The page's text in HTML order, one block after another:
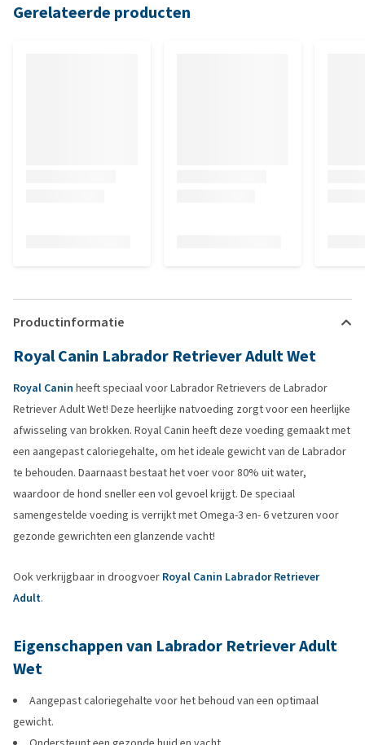
Gerelateerde producten
Productinformatie
Royal Canin Labrador Retriever Adult Wet
Royal Canin heeft speciaal voor Labrador Retrievers de Labrador
Retriever Adult Wet! Deze heerlijke natvoeding zorgt voor een heerlijke
afwisseling van brokken. Royal Canin heeft deze voeding gemaakt met
een aangepast caloriegehalte, om het ideale gewicht van de Labrador
te behouden. Daarnaast bestaat het voer voor 80% uit water,
waardoor de hond sneller een vol gevoel krijgt. De speciaal
samengestelde voeding is verrijkt met Omega-3 en- 6 vetzuren voor
gezonde gewrichten een glanzende vacht!
Ook verkrijgbaar in droogvoer Royal Canin Labrador Retriever
Adult.
Eigenschappen van Labrador Retriever Adult
Wet
Aangepast caloriegehalte voor het behoud van een optimaal
gewicht.